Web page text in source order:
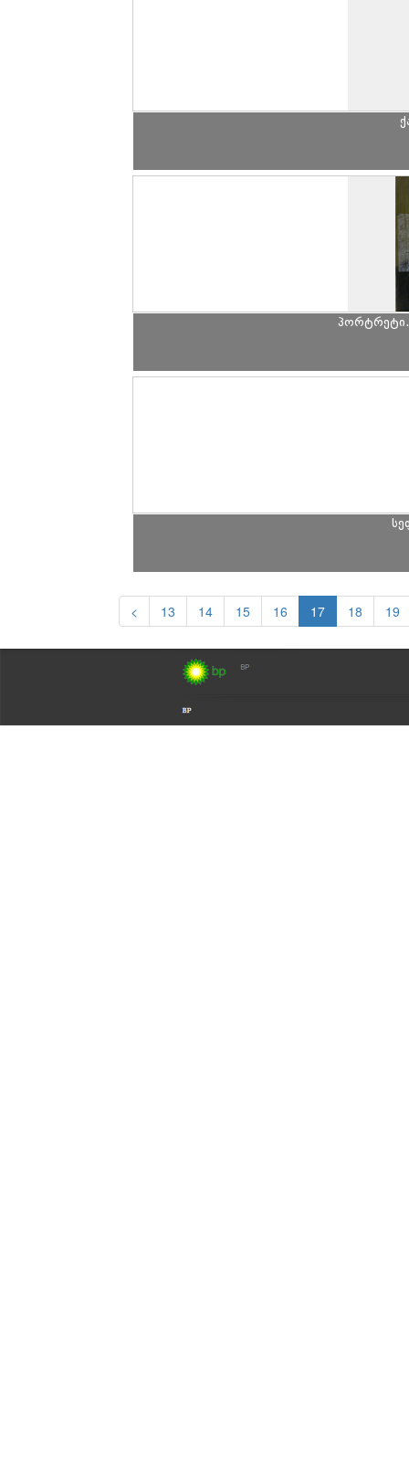
პორტრეტი.
< 13 14 15 16 17 18 19